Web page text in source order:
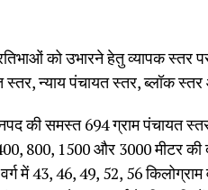
को उभारने हेतु व्यापक स्तर
न्याय पंचायत स्तर, ब्लॉक स्तर
की समस्त 694 ग्राम पंचायत स्तर
800, 1500 और 3000 मीटर
में 43, 46, 49, 52, 56